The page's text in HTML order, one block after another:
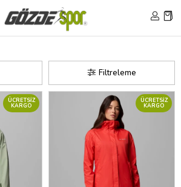
Filtreleme
ÜCRETSIZ
KARGO
ÜCRETSIZ
KARGO